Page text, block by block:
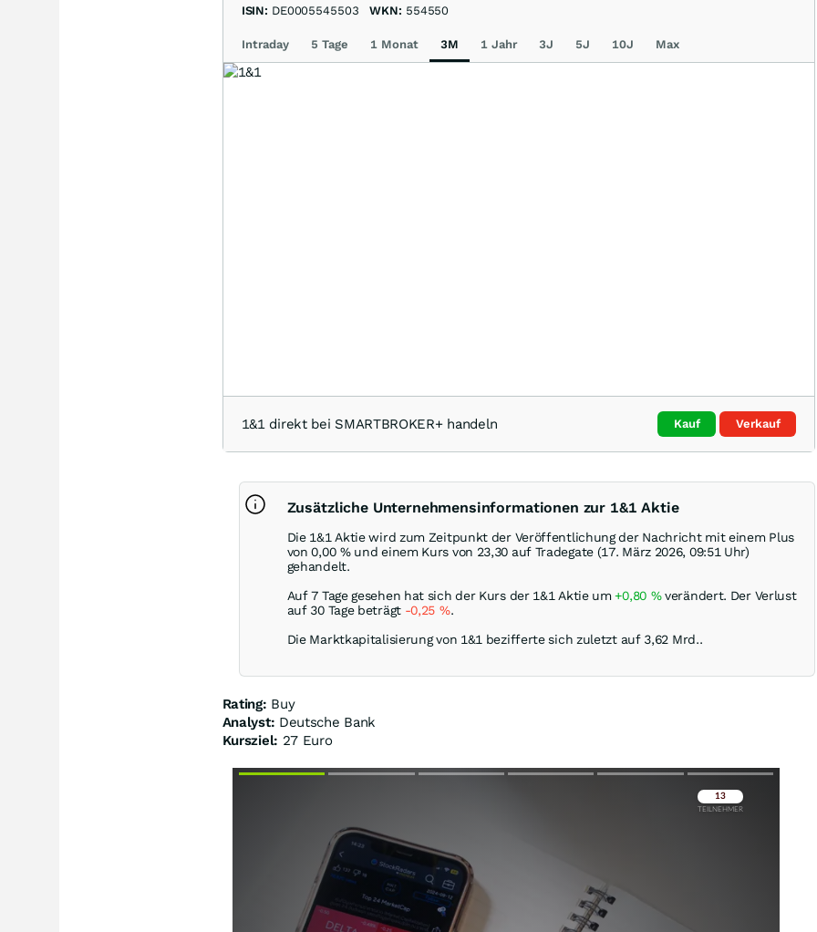
ISIN: DE0005545503 WKN: 554550
Intraday 5 Tage 1 Monat 3M 1 Jahr 3J 5J 10J Max
1&1 direkt bei SMARTBROKER+ handeln Kauf Verkauf
Zusätzliche Unternehmensinformationen zur 1&1 Aktie
Die 1&1 Aktie wird zum Zeitpunkt der Veröffentlichung der Nachricht mit einem Plus
von0,00 %und einem Kurs von 23,30 auf Tradegate (17. März 2026, 09:51 Uhr)
gehandelt.
Auf 7 Tage gesehen hat sich der Kurs der 1&1 Aktie um+0,80 %verändert. Der Verlust
auf 30 Tage beträgt -0,25 %.
Die Marktkapitalisierung von 1&1 bezifferte sich zuletzt auf 3,62 Mrd..
Rating: Buy
Analyst: Deutsche Bank
Kursziel: 27 Euro